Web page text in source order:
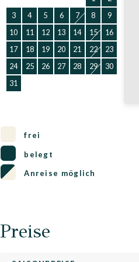
3
4 5 6 7 8
9
10
11 12 13 14 15
16
17
18 19 20 21 22
23
24
25 26 27 28 29
30
31
frei
belegt
Anreise möglich
Preise